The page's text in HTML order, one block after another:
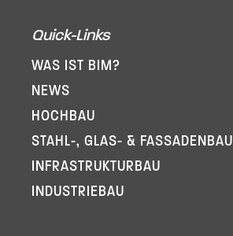
Quick-Links
WAS IST BIM?
NEWS
HOCHBAU
STAHL-, GLAS- & FASSADENBAU
INFRA­STRUKTURBAU
INDUSTRIEBAU